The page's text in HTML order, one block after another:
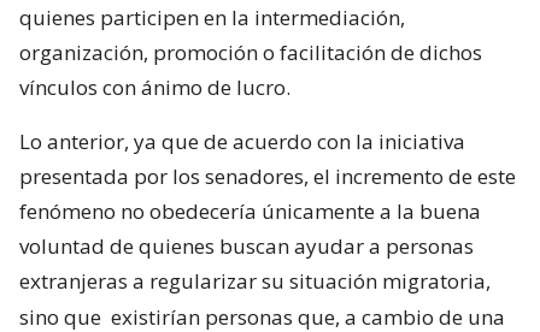
quienes participen en la intermediación,
organización, promoción o facilitación de dichos
vínculos con ánimo de lucro.
Lo anterior, ya que de acuerdo con la iniciativa
presentada por los senadores, el incremento de este
fenómeno no obedecería únicamente a la buena
voluntad de quienes buscan ayudar a personas
extranjeras a regularizar su situación migratoria,
sino que existirían personas que, a cambio de una